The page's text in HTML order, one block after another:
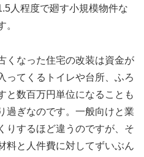
人程度で廻す小規模物件な
。
くなった住宅の改装は資金が
ってくるトイレや台所、ふろ
と数百万円単位になることも
過ぎなのです。一般向けと業
りするほど違うのですが、そ
料と人件費に対してずいぶん